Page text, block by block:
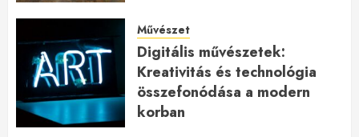
Művészet
Digitális művészetek:
Kreativitás és technológia
összefonódása a modern
korban